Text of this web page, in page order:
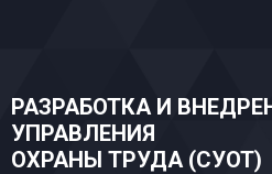
РАЗРАБОТКА И
УПРАВЛЕНИЯ
ОХРАНЫ ТРУДА (СУОТ)